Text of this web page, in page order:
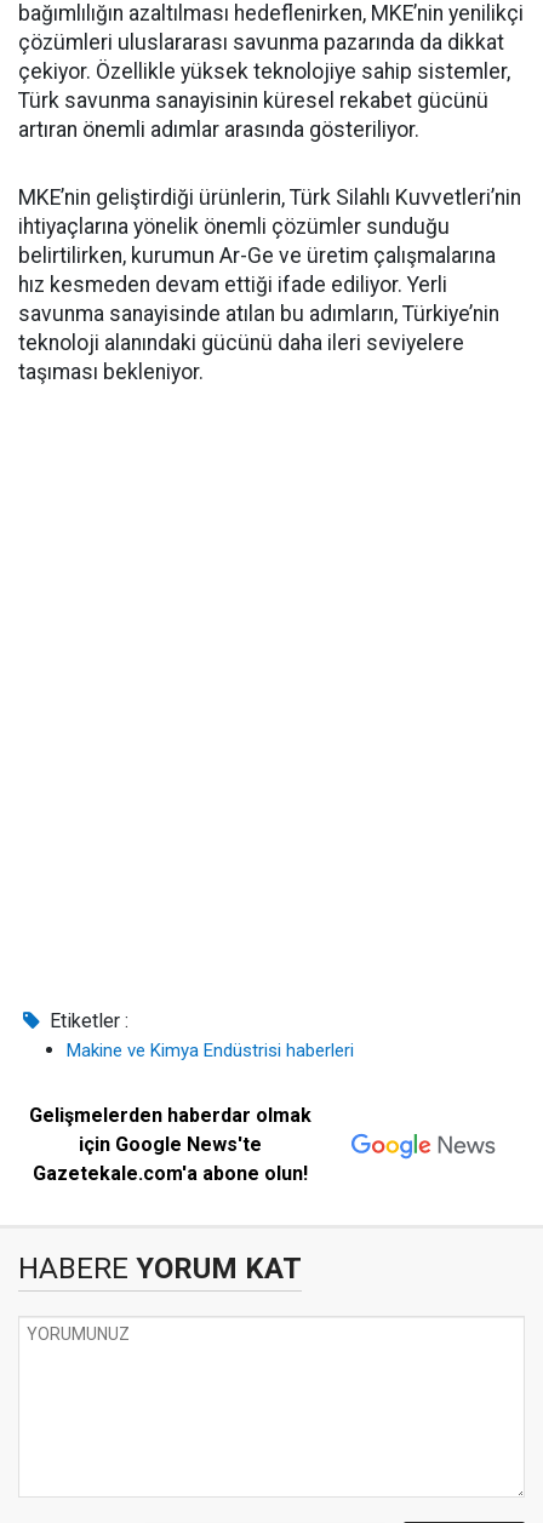
bağımlılığın azaltılması hedeflenirken, MKE’nin yenilikçi
çözümleri uluslararası savunma pazarında da dikkat
çekiyor. Özellikle yüksek teknolojiye sahip sistemler,
Türk savunma sanayisinin küresel rekabet gücünü
artıran önemli adımlar arasında gösteriliyor.
MKE’nin geliştirdiği ürünlerin, Türk Silahlı Kuvvetleri’nin
ihtiyaçlarına yönelik önemli çözümler sunduğu
belirtilirken, kurumun Ar-Ge ve üretim çalışmalarına
hız kesmeden devam ettiği ifade ediliyor. Yerli
savunma sanayisinde atılan bu adımların, Türkiye’nin
teknoloji alanındaki gücünü daha ileri seviyelere
taşıması bekleniyor.
Etiketler :
Makine ve Kimya Endüstrisi haberleri
Gelişmelerden haberdar olmak
için Google News'te
Gazetekale.com'a abone olun!
HABERE YORUM KAT